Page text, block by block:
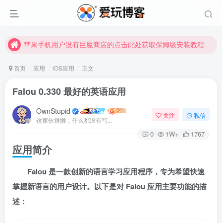
苹果手机用户没有巨魔商店的点击此处获取保姆级安装教程
苹果手机用户没有巨魔商店的点击此处获取保姆级安装教程
首页 应用 iOS应用 正文
Falou 0.330 最好的英语应用
OwnStupid
这家伙很懒，什么都没有写...
关注 私信
0 1W+ 1767
应用简介
Falou 是一款创新的语言学习应用程序，专为希望快速
掌握新语言的用户设计。以下是对 Falou 应用主要功能的描
述：
扫码登录